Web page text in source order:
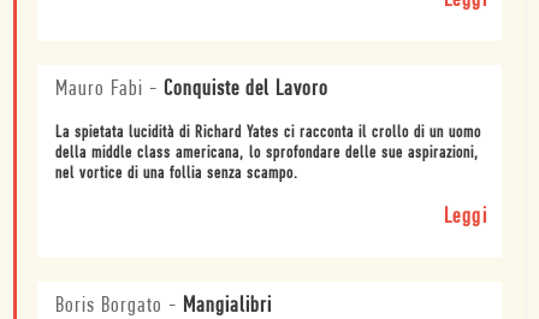
Mauro Fabi - Conquiste del Lavoro
La spietata lucidità di Richard Yates ci racconta il crollo di un uomo
della middle class americana, lo sprofondare delle sue aspirazioni,
nel vortice di una follia senza scampo.
Leggi
Boris Borgato - Mangialibri